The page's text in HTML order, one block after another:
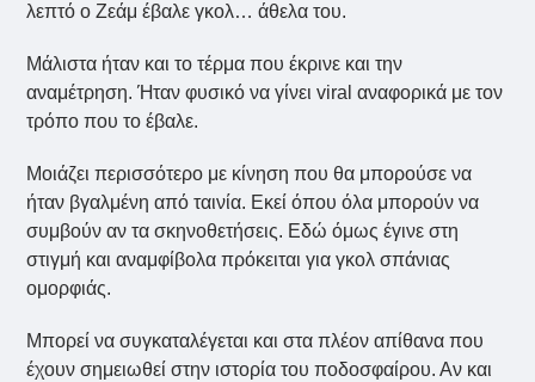
λεπτό ο Ζεάμ έβαλε γκολ… άθελα του.
Μάλιστα ήταν και το τέρμα που έκρινε και την
αναμέτρηση. Ήταν φυσικό να γίνει viral αναφορικά με τον
τρόπο που το έβαλε.
Μοιάζει περισσότερο με κίνηση που θα μπορούσε να
ήταν βγαλμένη από ταινία. Εκεί όπου όλα μπορούν να
συμβούν αν τα σκηνοθετήσεις. Εδώ όμως έγινε στη
στιγμή και αναμφίβολα πρόκειται για γκολ σπάνιας
ομορφιάς.
Μπορεί να συγκαταλέγεται και στα πλέον απίθανα που
έχουν σημειωθεί στην ιστορία του ποδοσφαίρου. Αν και